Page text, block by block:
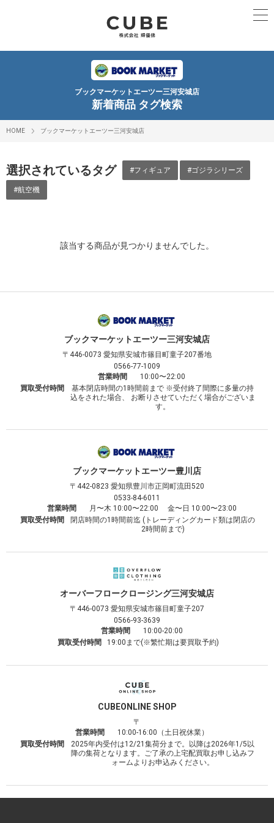
ブックマーケットエーツー三河安城店
新着商品 タグ検索
HOME ブックマーケットエーツー三河安城店
選択されているタグ #フィギュア #ゴジラシリーズ
#航空機
該当する商品が見つかりませんでした。
ブックマーケットエーツー三河安城店
〒446-0073 愛知県安城市篠目町童子207番地
0566-77-1009
営業時間
10:00〜22:00
買取受付時間
基本閉店時間の1時間前まで ※受付終了間際に多量の持
込をされた場合、 お断りさせていただく場合がございま
す。
ブックマーケットエーツー豊川店
〒442-0823 愛知県豊川市正岡町流田520
0533-84-6011
営業時間
月〜木 10:00〜22:00 金〜日 10:00〜23:00
買取受付時間
閉店時間の1時間前迄 (トレーディングカード類は閉店の
2時間前まで)
オーバーフロークロージング三河安城店
〒446-0073 愛知県安城市篠目町童子207
0566-93-3639
営業時間
10:00-20:00
買取受付時間
19:00まで(※繁忙期は要買取予約)
CUBEONLINE SHOP
〒
営業時間
10:00-16:00（土日祝休業）
買取受付時間
2025年内受付は12/21集荷分まで。以降は2026年1/5以
降の集荷となります。ご了承の上宅配買取お申し込みフ
ォームよりお申込みください。